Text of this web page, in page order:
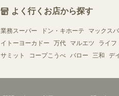
よく行くお店から探す
業務スーパー ドン・キホーテ マックス
イトーヨーカドー
万代 マルエツ ライフ
サミット
コープこうべ バロー 三和 デ